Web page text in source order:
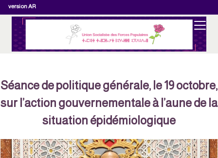
version AR
Séance de politique générale, le 19
sur l’action gouvernementale à l’aune de
situation épidémiologique